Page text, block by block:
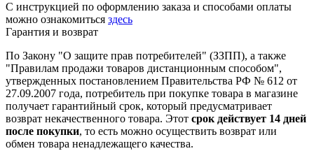
С инструкцией по оформлению заказа и способами оплаты
можно ознакомиться здесь
Гарантия и возврат
По Закону "О защите прав потребителей" (ЗЗПП), а также
"Правилам продажи товаров дистанционным способом",
утвержденных постановлением Правительства РФ № 612 от
27.09.2007 года, потребитель при покупке товара в магазине
получает гарантийный срок, который предусматривает
возврат некачественного товара. Этот срок действует 14 дней
после покупки, то есть можно осуществить возврат или
обмен товара ненадлежащего качества.